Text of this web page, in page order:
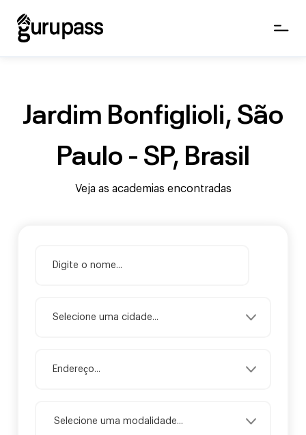
Jardim Bonfiglioli, São
Paulo - SP, Brasil
Veja as academias encontradas
Selecione uma modalidade...